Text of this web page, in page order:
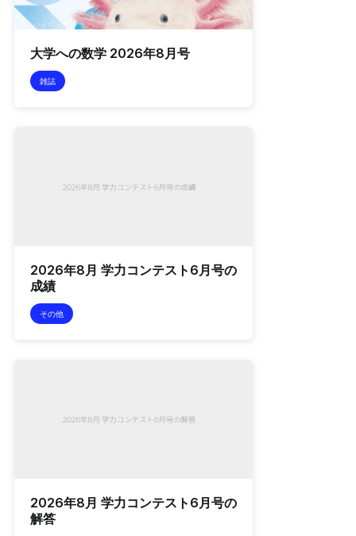
大学への数学 2026年8月号
雑誌
2026年8月 学力コンテスト6月号の
成績
その他
2026年8月 学力コンテスト6月号の
解答